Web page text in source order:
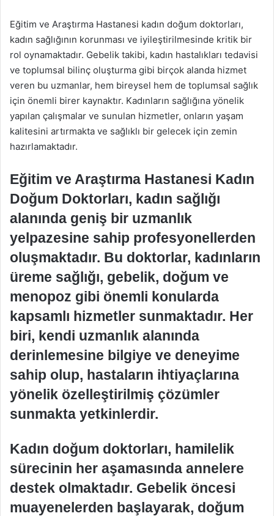
Eğitim ve Araştırma Hastanesi kadın doğum doktorları,
kadın sağlığının korunması ve iyileştirilmesinde kritik bir
rol oynamaktadır. Gebelik takibi, kadın hastalıkları tedavisi
ve toplumsal bilinç oluşturma gibi birçok alanda hizmet
veren bu uzmanlar, hem bireysel hem de toplumsal sağlık
için önemli birer kaynaktır. Kadınların sağlığına yönelik
yapılan çalışmalar ve sunulan hizmetler, onların yaşam
kalitesini artırmakta ve sağlıklı bir gelecek için zemin
hazırlamaktadır.
Eğitim ve Araştırma Hastanesi Kadın
Doğum Doktorları, kadın sağlığı
alanında geniş bir uzmanlık
yelpazesine sahip profesyonellerden
oluşmaktadır. Bu doktorlar, kadınların
üreme sağlığı, gebelik, doğum ve
menopoz gibi önemli konularda
kapsamlı hizmetler sunmaktadır. Her
biri, kendi uzmanlık alanında
derinlemesine bilgiye ve deneyime
sahip olup, hastaların ihtiyaçlarına
yönelik özelleştirilmiş çözümler
sunmakta yetkinlerdir.
Kadın doğum doktorları, hamilelik
sürecinin her aşamasında annelere
destek olmaktadır. Gebelik öncesi
muayenelerden başlayarak, doğum